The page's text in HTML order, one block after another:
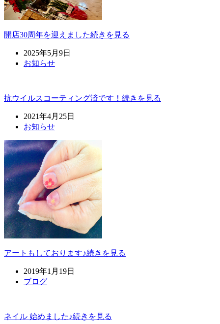
開店30周年を迎えました続きを見る
2025年5月9日
お知らせ
抗ウイルスコーティング済です！ 続きを見る
2021年4月25日
お知らせ
アートもしております♪続きを見る
2019年1月19日
ブログ
ネイル 始めました♪続きを見る